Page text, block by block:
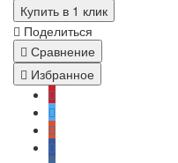
Купить в 1 клик
Поделиться
Сравнение
Избранное